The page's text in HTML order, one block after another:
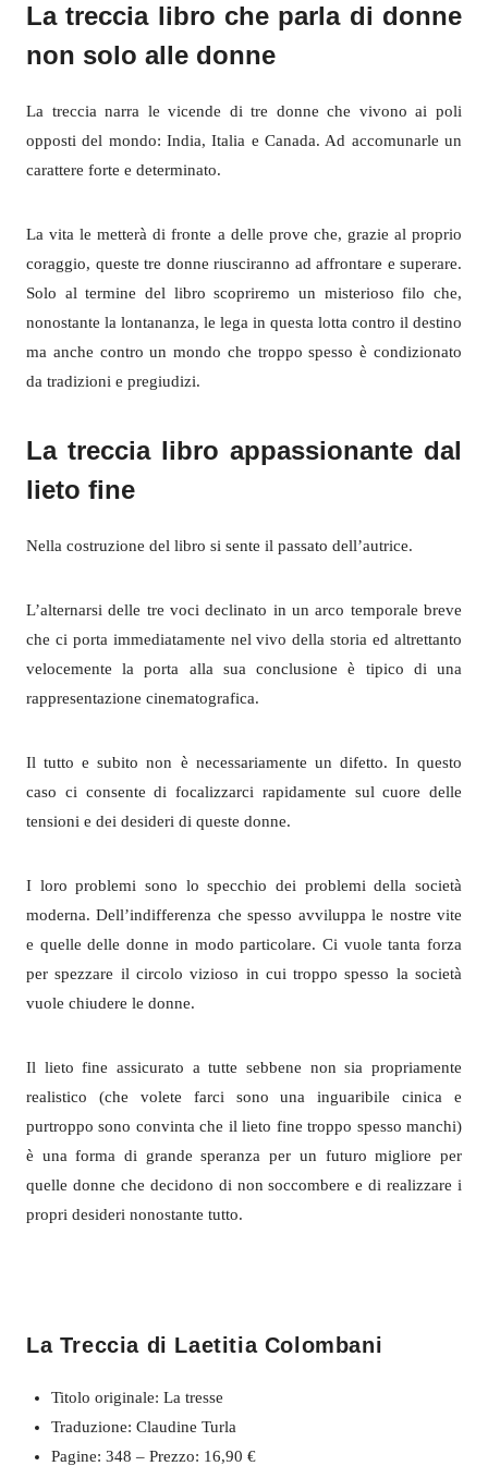
La treccia libro che parla di donne
non solo alle donne
La treccia narra le vicende di tre donne che vivono ai poli
opposti del mondo: India, Italia e Canada. Ad accomunarle un
carattere forte e determinato.
La vita le metterà di fronte a delle prove che, grazie al proprio
coraggio, queste tre donne riusciranno ad affrontare e superare.
Solo al termine del libro scopriremo un misterioso filo che,
nonostante la lontananza, le lega in questa lotta contro il destino
ma anche contro un mondo che troppo spesso è condizionato
da tradizioni e pregiudizi.
La treccia libro appassionante dal
lieto fine
Nella costruzione del libro si sente il passato dell’autrice.
L’alternarsi delle tre voci declinato in un arco temporale breve
che ci porta immediatamente nel vivo della storia ed altrettanto
velocemente la porta alla sua conclusione è tipico di una
rappresentazione cinematografica.
Il tutto e subito non è necessariamente un difetto. In questo
caso ci consente di focalizzarci rapidamente sul cuore delle
tensioni e dei desideri di queste donne.
I loro problemi sono lo specchio dei problemi della società
moderna. Dell’indifferenza che spesso avviluppa le nostre vite
e quelle delle donne in modo particolare. Ci vuole tanta forza
per spezzare il circolo vizioso in cui troppo spesso la società
vuole chiudere le donne.
Il lieto fine assicurato a tutte sebbene non sia propriamente
realistico (che volete farci sono una inguaribile cinica e
purtroppo sono convinta che il lieto fine troppo spesso manchi)
è una forma di grande speranza per un futuro migliore per
quelle donne che decidono di non soccombere e di realizzare i
propri desideri nonostante tutto.
La Treccia di Laetitia Colombani
Titolo originale: La tresse
Traduzione: Claudine Turla
Pagine: 348 – Prezzo: 16,90 €